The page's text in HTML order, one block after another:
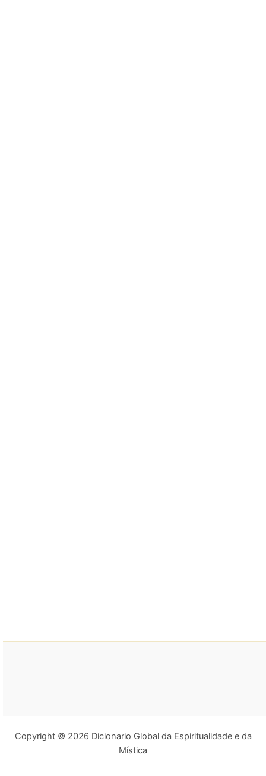
Copyright © 2026 Dicionario Global da Espiritualidade e da
Mística